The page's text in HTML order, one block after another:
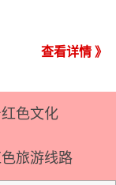
查看详情 》
色文化
旅游线路